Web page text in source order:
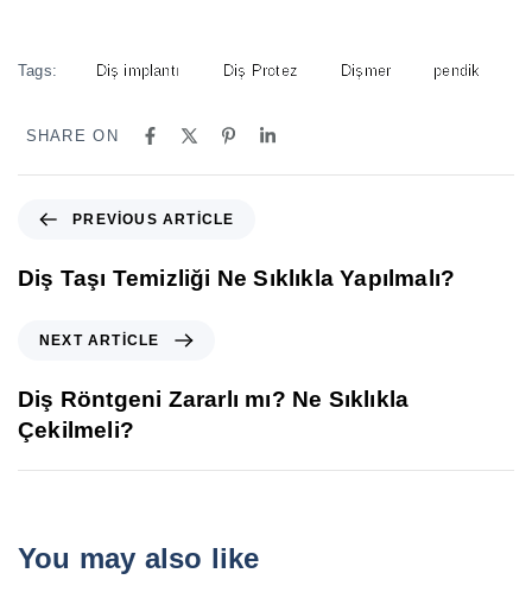
Tags: Diş implantı Diş Protez Dişmer pendik
SHARE ON
PREVIOUS ARTICLE
Diş Taşı Temizliği Ne Sıklıkla Yapılmalı?
NEXT ARTICLE
Diş Röntgeni Zararlı mı? Ne Sıklıkla
Çekilmeli?
You may also like